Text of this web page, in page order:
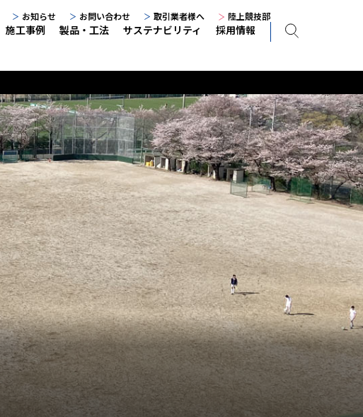
施工事例 製品・工法 サステナビリティ 採用情報
お知らせ お問い合わせ 取引業者様へ 陸上競技部